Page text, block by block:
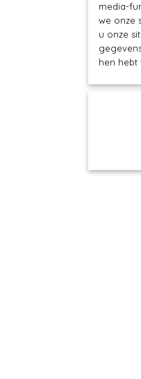
media-
we onze
u onze
hen hebt